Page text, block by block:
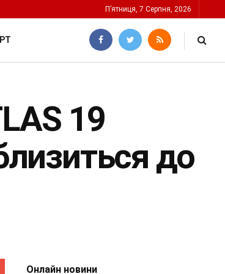
П’ятниця, 7 Серпня, 2026
19
до
Онлайн новини